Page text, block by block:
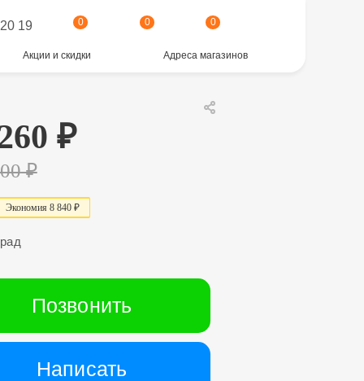
19 0 0 0
Акции и скидки Адреса магазинов
₽
₽
Экономия 8 840₽
Позвонить
Написать